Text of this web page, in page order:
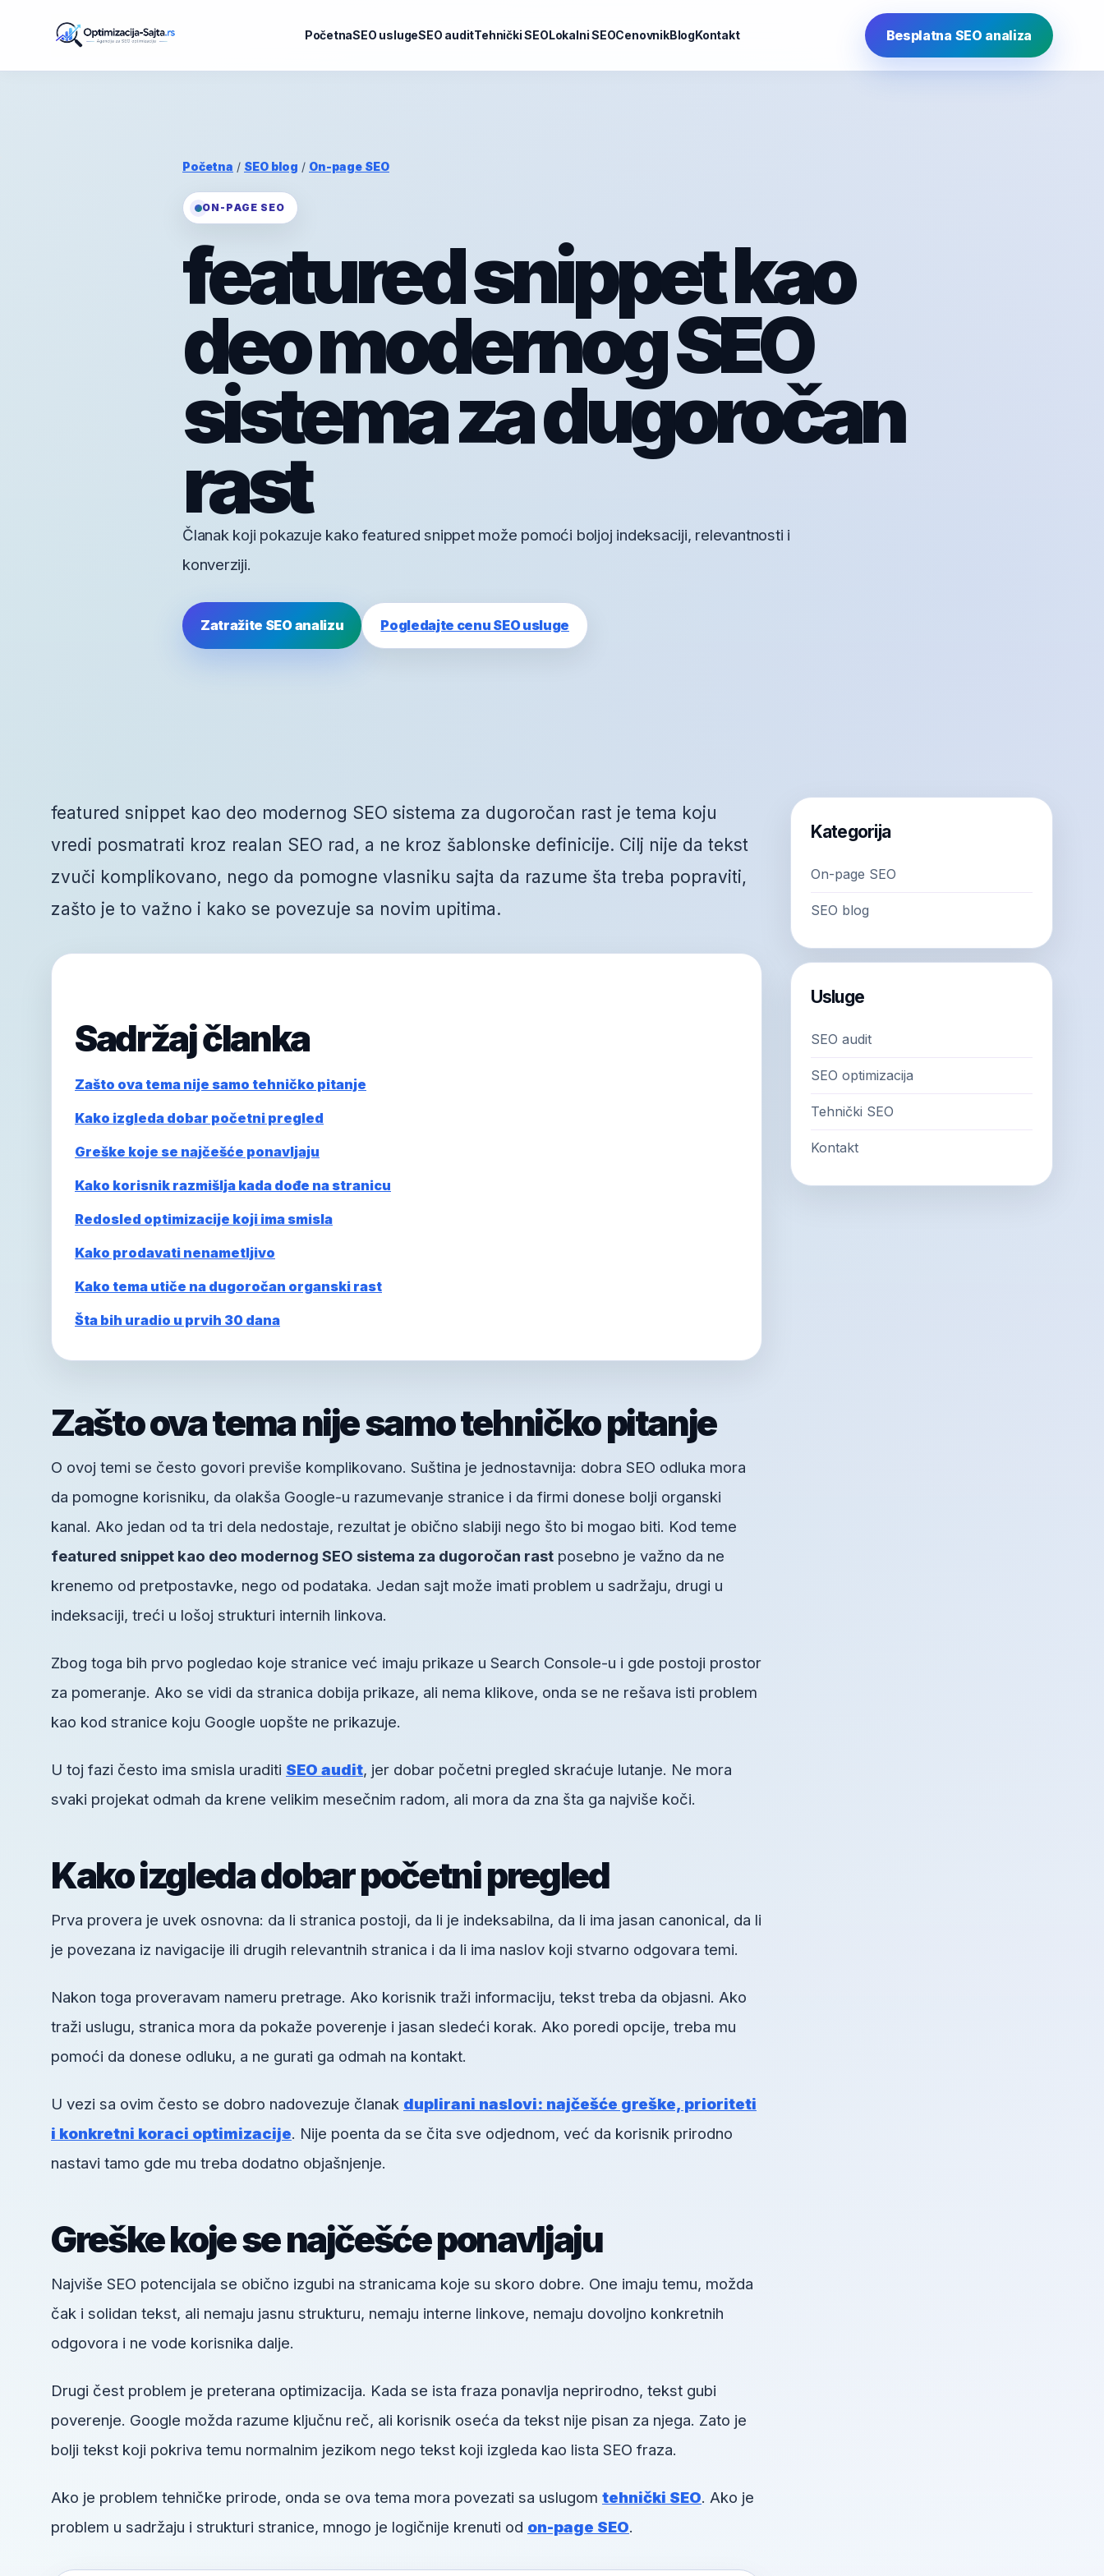
PočetnaSEO uslugeSEO auditTehnički SEOLokalni SEOCenovnikBlogKontakt Besplatna SEO analiza
Početna / SEO blog / On-page SEO
ON-PAGE SEO
featured snippet kao
deo modernog SEO
sistema za dugoročan
rast
Članak koji pokazuje kako featured snippet može pomoći boljoj indeksaciji, relevantnosti i
konverziji.
Zatražite SEO analizu Pogledajte cenu SEO usluge
featured snippet kao deo modernog SEO sistema za dugoročan rast je tema koju
vredi posmatrati kroz realan SEO rad, a ne kroz šablonske definicije. Cilj nije da tekst
zvuči komplikovano, nego da pomogne vlasniku sajta da razume šta treba popraviti,
zašto je to važno i kako se povezuje sa novim upitima.
Sadržaj članka
Zašto ova tema nije samo tehničko pitanje
Kako izgleda dobar početni pregled
Greške koje se najčešće ponavljaju
Kako korisnik razmišlja kada dođe na stranicu
Redosled optimizacije koji ima smisla
Kako prodavati nenametljivo
Kako tema utiče na dugoročan organski rast
Šta bih uradio u prvih 30 dana
Zašto ova tema nije samo tehničko pitanje
O ovoj temi se često govori previše komplikovano. Suština je jednostavnija: dobra SEO odluka mora
da pomogne korisniku, da olakša Google-u razumevanje stranice i da firmi donese bolji organski
kanal. Ako jedan od ta tri dela nedostaje, rezultat je obično slabiji nego što bi mogao biti. Kod teme
featured snippet kao deo modernog SEO sistema za dugoročan rast posebno je važno da ne
krenemo od pretpostavke, nego od podataka. Jedan sajt može imati problem u sadržaju, drugi u
indeksaciji, treći u lošoj strukturi internih linkova.
Zbog toga bih prvo pogledao koje stranice već imaju prikaze u Search Console-u i gde postoji prostor
za pomeranje. Ako se vidi da stranica dobija prikaze, ali nema klikove, onda se ne rešava isti problem
kao kod stranice koju Google uopšte ne prikazuje.
U toj fazi često ima smisla uraditi SEO audit, jer dobar početni pregled skraćuje lutanje. Ne mora
svaki projekat odmah da krene velikim mesečnim radom, ali mora da zna šta ga najviše koči.
Kako izgleda dobar početni pregled
Prva provera je uvek osnovna: da li stranica postoji, da li je indeksabilna, da li ima jasan canonical, da li
je povezana iz navigacije ili drugih relevantnih stranica i da li ima naslov koji stvarno odgovara temi.
Nakon toga proveravam nameru pretrage. Ako korisnik traži informaciju, tekst treba da objasni. Ako
traži uslugu, stranica mora da pokaže poverenje i jasan sledeći korak. Ako poredi opcije, treba mu
pomoći da donese odluku, a ne gurati ga odmah na kontakt.
U vezi sa ovim često se dobro nadovezuje članak duplirani naslovi: najčešće greške, prioriteti
i konkretni koraci optimizacije. Nije poenta da se čita sve odjednom, već da korisnik prirodno
nastavi tamo gde mu treba dodatno objašnjenje.
Greške koje se najčešće ponavljaju
Najviše SEO potencijala se obično izgubi na stranicama koje su skoro dobre. One imaju temu, možda
čak i solidan tekst, ali nemaju jasnu strukturu, nemaju interne linkove, nemaju dovoljno konkretnih
odgovora i ne vode korisnika dalje.
Drugi čest problem je preterana optimizacija. Kada se ista fraza ponavlja neprirodno, tekst gubi
poverenje. Google možda razume ključnu reč, ali korisnik oseća da tekst nije pisan za njega. Zato je
bolji tekst koji pokriva temu normalnim jezikom nego tekst koji izgleda kao lista SEO fraza.
Ako je problem tehničke prirode, onda se ova tema mora povezati sa uslugom tehnički SEO. Ako je
problem u sadržaju i strukturi stranice, mnogo je logičnije krenuti od on-page SEO.
Kategorija
On-page SEO
SEO blog
Usluge
SEO audit
SEO optimizacija
Tehnički SEO
Kontakt